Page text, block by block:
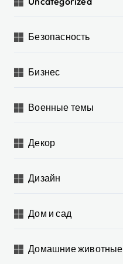
Безопасность
Бизнес
Военные темы
Декор
Дизайн
Дом и сад
Домашние животные